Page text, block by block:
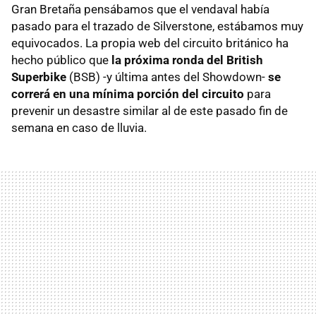
Gran Bretaña pensábamos que el vendaval había
pasado para el trazado de Silverstone, estábamos muy
equivocados. La propia web del circuito británico ha
hecho público que la próxima ronda del British
Superbike (BSB) -y última antes del Showdown- se
correrá en una mínima porción del circuito para
prevenir un desastre similar al de este pasado fin de
semana en caso de lluvia.